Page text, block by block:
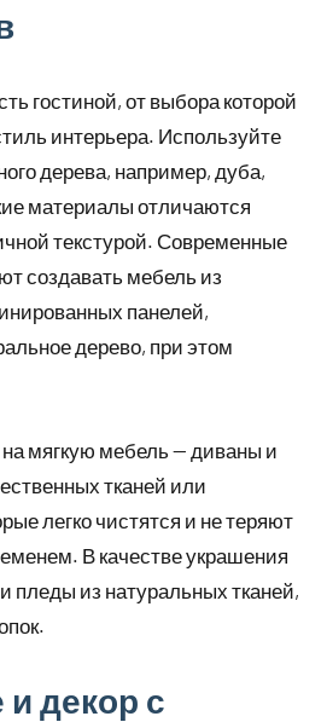
гостиной, от выбора которой
интерьера. Используйте
дерева, например, дуба,
материалы отличаются
текстурой. Современные
создавать мебель из
панелей,
дерево, при этом
мягкую мебель — диваны и
тканей или
легко чистятся и не теряют
В качестве украшения
пледы из натуральных тканей,
декор с